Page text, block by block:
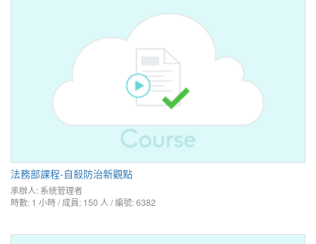
法務部課程-自殺防治新觀點
承辦人: 系統管理者
時數: 1 小時 / 成員: 150 人 / 編號: 6382